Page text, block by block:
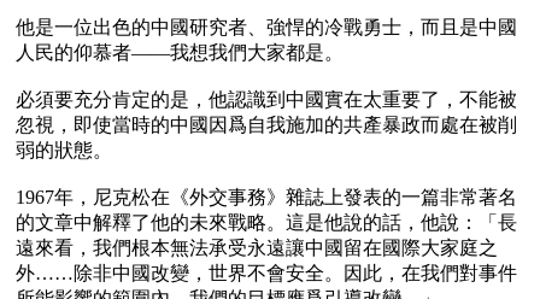
他是一位出色的中國研究者、強悍的冷戰勇士，而且是中國
人民的仰慕者——我想我們大家都是。
必須要充分肯定的是，他認識到中國實在太重要了，不能被
忽視，即使當時的中國因爲自我施加的共產暴政而處在被削
弱的狀態。
1967年，尼克松在《外交事務》雜誌上發表的一篇非常著名
的文章中解釋了他的未來戰略。這是他說的話，他說：「長
遠來看，我們根本無法承受永遠讓中國留在國際大家庭之
外……除非中國改變，世界不會安全。因此，在我們對事件